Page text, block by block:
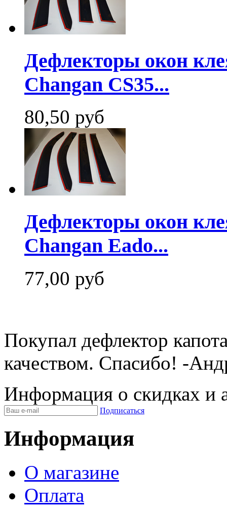
Дефлекторы окон
Changan CS35...
80,50 руб
Дефлекторы окон
Changan Eado...
77,00 руб
Покупал дефлектор
качеством. Спасибо! -
Информация о скидках и
Подписаться
Информация
О магазине
Оплата